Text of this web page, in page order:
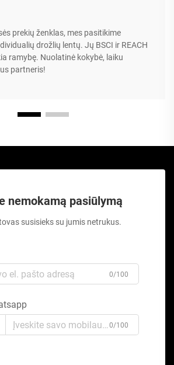
prekių ženklas, mes pasitikime
drožlių lentų. Jų BSCI ir REACH
ramybę. Nuolatinė kokybė, laiku
partneris!
nemokamą pasiūlymą
susisieks su jumis netrukus.
0/100
0/100